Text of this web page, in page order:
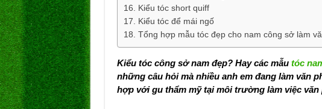
Kiểu tóc short quiff
Kiểu tóc để mái ngố
Tổng hợp mẫu tóc đẹp cho nam công sở làm
Kiểu tóc công sở nam đẹp? Hay các mẫu tóc
những câu hỏi mà nhiều anh em đang làm văn
hợp với gu thẩm mỹ tại môi trường làm việc văn